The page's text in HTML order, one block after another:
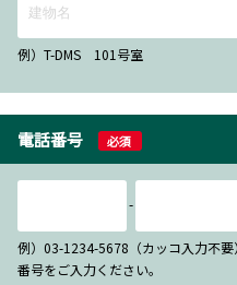
例）T-DMS 101号室
電話番号 必須
-
例）03-1234-5678（カッコ入力不
番号をご入力ください。